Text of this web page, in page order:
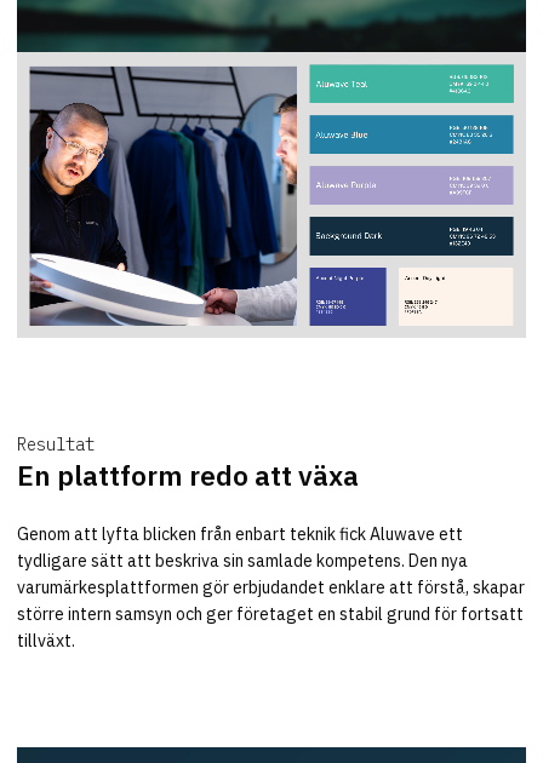
Resultat
En plattform redo att växa
Genom att lyfta blicken från enbart teknik fick Aluwave ett
tydligare sätt att beskriva sin samlade kompetens. Den nya
varumärkesplattformen gör erbjudandet enklare att förstå, skapar
större intern samsyn och ger företaget en stabil grund för fortsatt
tillväxt.